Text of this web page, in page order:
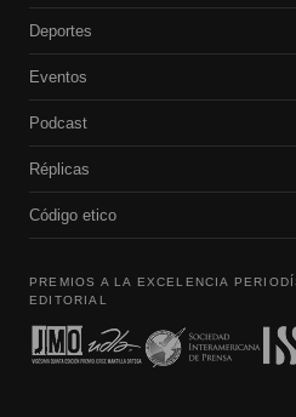
Deportes
Eventos
Podcast
Réplicas
Código etico
PREMIOS A LA EXCELENCIA
EDITORIAL